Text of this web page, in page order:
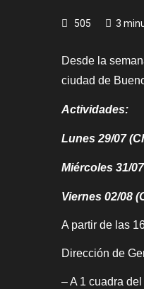
505 3
Desde la
ciudad de
Actividades:
Lunes 29/07(
Miércoles 31/07
Viernes 02/08 (
A partir de las
Dirección de
– A 1 cuadra